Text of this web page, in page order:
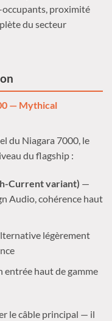
proximité
du secteur
— Mythical
du Niagara 7000, le
du flagship :
Current variant) —
Audio, cohérence haut
légèrement
haut de gamme
le câble principal — il